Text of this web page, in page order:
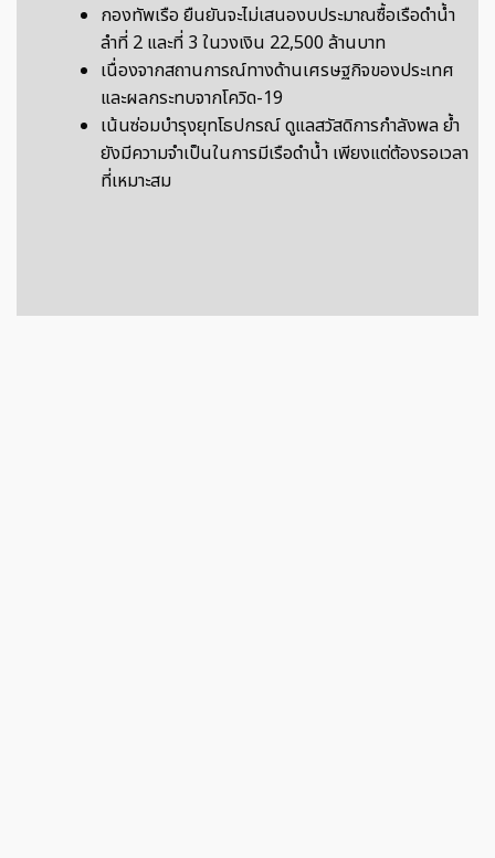
กองทัพเรือ ยืนยันจะไม่เสนองบประมาณซื้อเรือดำน้ำ
ลำที่ 2 และที่ 3 ในวงเงิน 22,500 ล้านบาท
เนื่องจากสถานการณ์ทางด้านเศรษฐกิจของประเทศ
และผลกระทบจากโควิด-19
เน้นซ่อมบำรุงยุทโธปกรณ์ ดูแลสวัสดิการกำลังพล ย้ำ
ยังมีความจำเป็นในการมีเรือดำน้ำ เพียงแต่ต้องรอเวลา
ที่เหมาะสม